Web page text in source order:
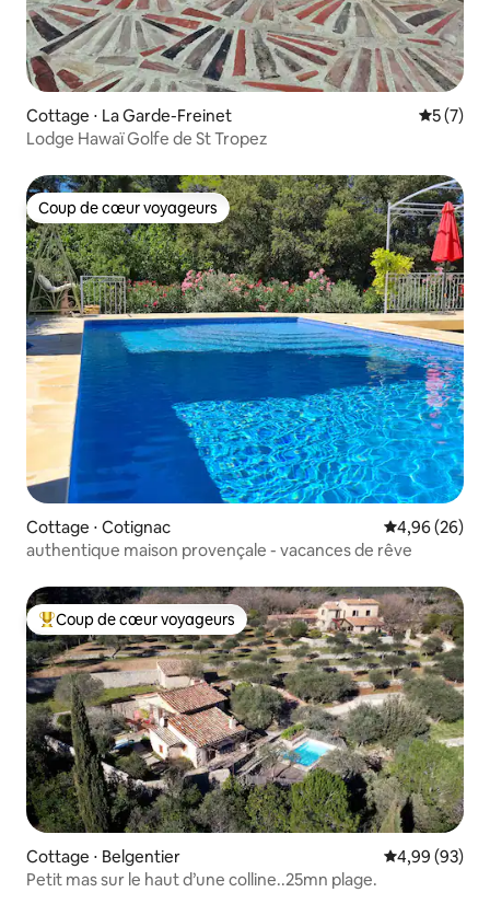
Cottage ⋅ La Garde-Freinet
5 (7)
Lodge Hawaï Golfe de St Tropez
Coup de cœur voyageurs
Coup de cœur voyageurs
Cottage ⋅ Cotignac Évaluation
4,96 (26)
authentique maison provençale - vacances de rêve
Coups de cœur voyageurs les plus appréciés
Coup de cœur voyageurs
Cottage ⋅ Belgentier Évaluation
4,99 (93)
Petit mas sur le haut d’une colline..25mn plage.